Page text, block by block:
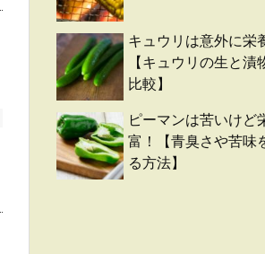
キュウリは意外に栄
【キュウリの生と漬
比較】
ピーマンは苦いけど
富！【青臭さや苦味
る方法】